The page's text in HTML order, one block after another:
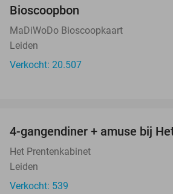
Bioscoopbon
MaDiWoDo Bioscoopkaart
Leiden
Verkocht: 20.507
4-gangendiner + amuse bij
Het Prentenkabinet
Leiden
Verkocht: 539